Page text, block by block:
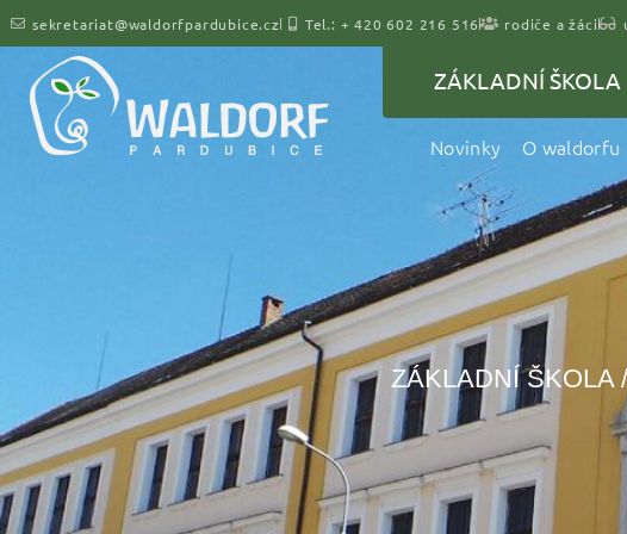
sekretariat@waldorfpardubice.cz Tel.: + 420 602 216 516 rodiče a žáci
ZÁKLADNÍ ŠKOLA
Novinky O waldorfu
ZÁKLADNÍ ŠKOLA /